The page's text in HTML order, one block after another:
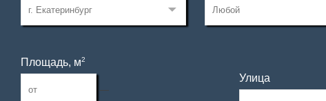
Площадь, м2
—
Улица